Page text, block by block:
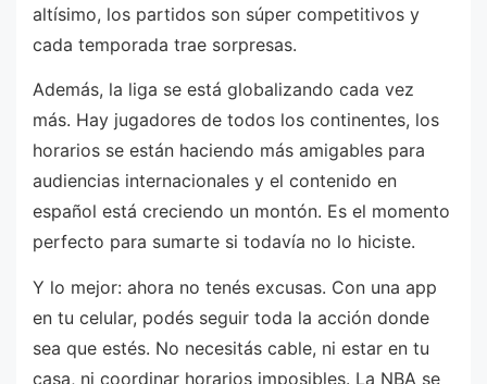
altísimo, los partidos son súper competitivos y
cada temporada trae sorpresas.
Además, la liga se está globalizando cada vez
más. Hay jugadores de todos los continentes, los
horarios se están haciendo más amigables para
audiencias internacionales y el contenido en
español está creciendo un montón. Es el momento
perfecto para sumarte si todavía no lo hiciste.
Y lo mejor: ahora no tenés excusas. Con una app
en tu celular, podés seguir toda la acción donde
sea que estés. No necesitás cable, ni estar en tu
casa, ni coordinar horarios imposibles. La NBA se